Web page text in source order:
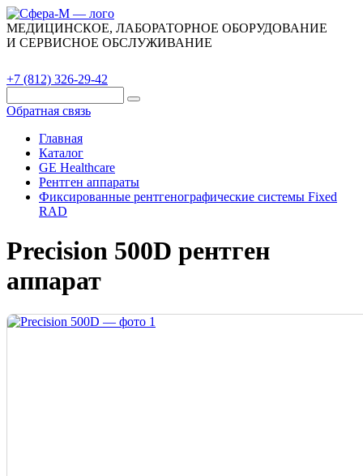
МЕДИЦИНСКОЕ, ЛАБОРАТОРНОЕ ОБОРУДОВАНИЕ
И СЕРВИСНОЕ ОБСЛУЖИВАНИЕ
+7 (812) 326-29-42
Обратная связь
Главная
Каталог
GE Healthcare
Рентген аппараты
Фиксированные рентгенографические системы Fixed
RAD
Precision 500D рентген
аппарат